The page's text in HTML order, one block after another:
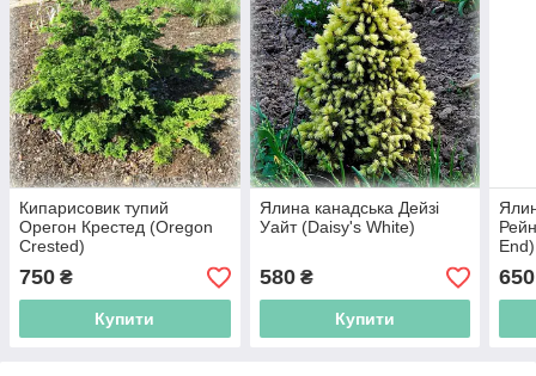
Кипарисовик тупий
Орегон Крестед (Oregon
Crested)
750 ₴
Купити
Ялина канадська Дейзі
Уайт (Daisy's White)
580₴
Купити
Еnd)
650